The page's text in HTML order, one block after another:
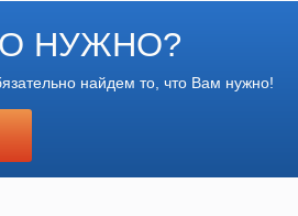
НУЖНО?
найдем то, что Вам нужно!